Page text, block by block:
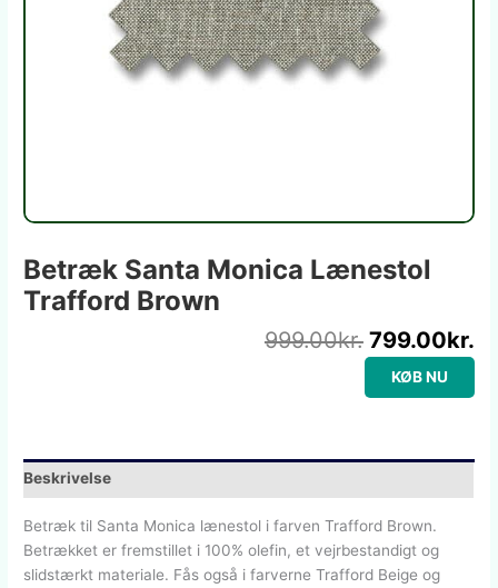
Betræk Santa Monica Lænestol
Trafford Brown
999.00kr. 799.00kr.
KØB NU
Beskrivelse
Betræk til Santa Monica lænestol i farven Trafford Brown.
Betrækket er fremstillet i 100% olefin, et vejrbestandigt og
slidstærkt materiale. Fås også i farverne Trafford Beige og